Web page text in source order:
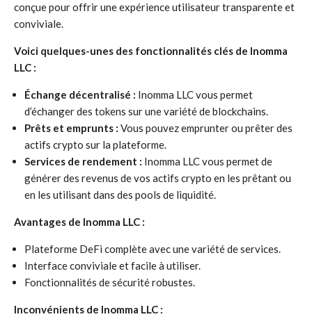
conçue pour offrir une expérience utilisateur transparente et
conviviale.
Voici quelques-unes des fonctionnalités clés de Inomma
LLC :
Échange décentralisé : Inomma LLC vous permet
d’échanger des tokens sur une variété de blockchains.
Prêts et emprunts : Vous pouvez emprunter ou prêter des
actifs crypto sur la plateforme.
Services de rendement : Inomma LLC vous permet de
générer des revenus de vos actifs crypto en les prêtant ou
en les utilisant dans des pools de liquidité.
Avantages de Inomma LLC :
Plateforme DeFi complète avec une variété de services.
Interface conviviale et facile à utiliser.
Fonctionnalités de sécurité robustes.
Inconvénients de Inomma LLC :